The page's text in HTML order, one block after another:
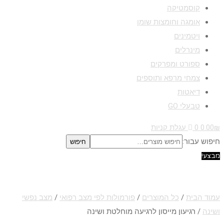
קוסמטיקה
אומגה וחומצות שומן
ויטמינים
מינרלים
ספורט ומפרקים
צמחי מרפא ותוספים
דיאטות
טבעלי GO
0.00₪
0
עגלת קניות
חיפוש עבור:
חיפוש
מבצע!
עמוד הבית / כל המוצרים / פורמולות לפי מצב רפואי / מצב נפשי
ושינה / רגיעון מייסון לרגיעה מוחלטת ושינה